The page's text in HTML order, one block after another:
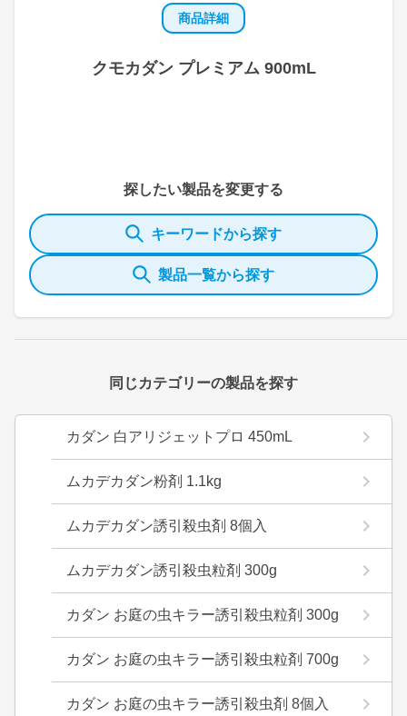
商品詳細
クモカダン プレミアム 900mL
探したい製品を変更する
キーワードから探す
製品一覧から探す
同じカテゴリーの製品を探す
カダン 白アリジェットプロ 450mL
ムカデカダン粉剤 1.1kg
ムカデカダン誘引殺虫剤 8個入
ムカデカダン誘引殺虫粒剤 300g
カダン お庭の虫キラー誘引殺虫粒剤 300g
カダン お庭の虫キラー誘引殺虫粒剤 700g
カダン お庭の虫キラー誘引殺虫剤 8個入